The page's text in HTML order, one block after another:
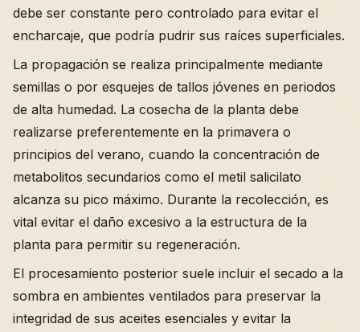
debe ser constante pero controlado para evitar el
encharcaje, que podría pudrir sus raíces superficiales.
La propagación se realiza principalmente mediante
semillas o por esquejes de tallos jóvenes en periodos
de alta humedad. La cosecha de la planta debe
realizarse preferentemente en la primavera o
principios del verano, cuando la concentración de
metabolitos secundarios como el metil salicilato
alcanza su pico máximo. Durante la recolección, es
vital evitar el daño excesivo a la estructura de la
planta para permitir su regeneración.
El procesamiento posterior suele incluir el secado a la
sombra en ambientes ventilados para preservar la
integridad de sus aceites esenciales y evitar la